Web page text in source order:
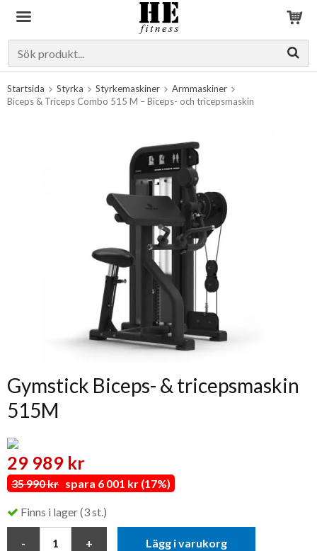
Startsida Styrka Styrkemaskiner
Armmaskiner
Biceps & Triceps Combo 515 M – Biceps- och tricepsmaskin
Gymstick Biceps- & tricepsmaskin
515M
29 989 kr
35 990 kr spara 6 001 kr (17%)
Finns i lager (3 st.)
Lägg i varukorg